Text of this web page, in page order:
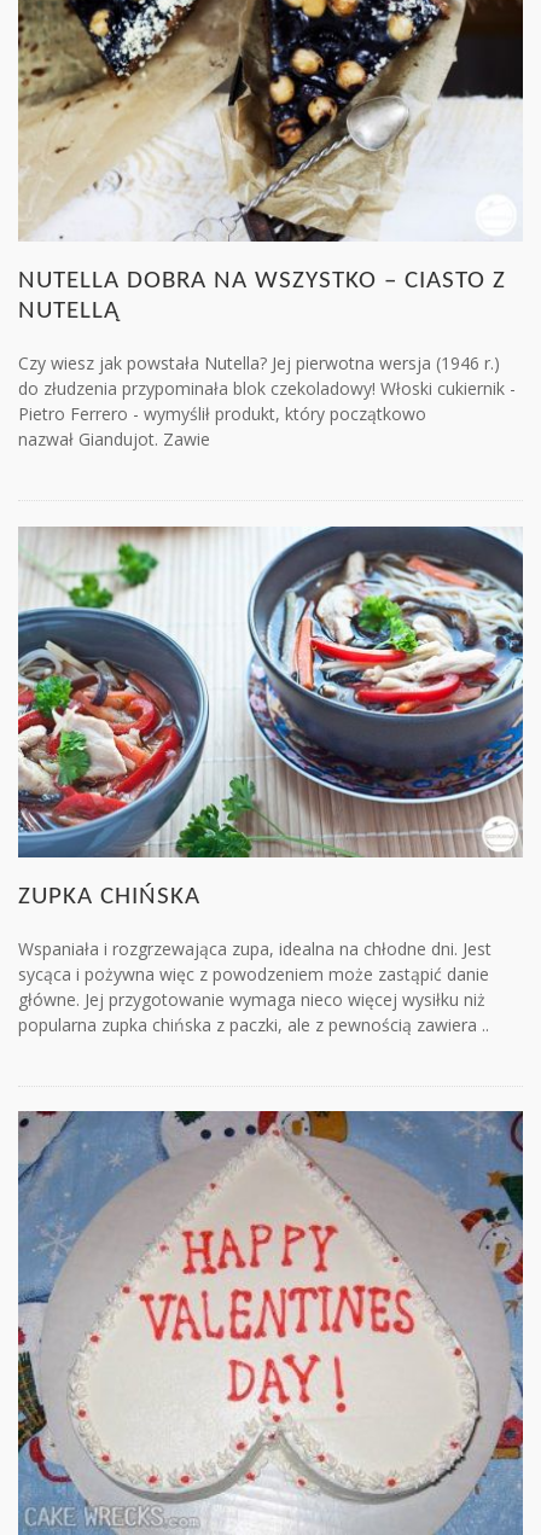
NUTELLA DOBRA NA WSZYSTKO – CIASTO Z
NUTELLĄ
Czy wiesz jak powstała Nutella? Jej pierwotna wersja (1946 r.)
do złudzenia przypominała blok czekoladowy! Włoski cukiernik -
Pietro Ferrero - wymyślił produkt, który początkowo
nazwał Giandujot. Zawie
ZUPKA CHIŃSKA
Wspaniała i rozgrzewająca zupa, idealna na chłodne dni. Jest
sycąca i pożywna więc z powodzeniem może zastąpić danie
główne. Jej przygotowanie wymaga nieco więcej wysiłku niż
popularna zupka chińska z paczki, ale z pewnością zawiera ..